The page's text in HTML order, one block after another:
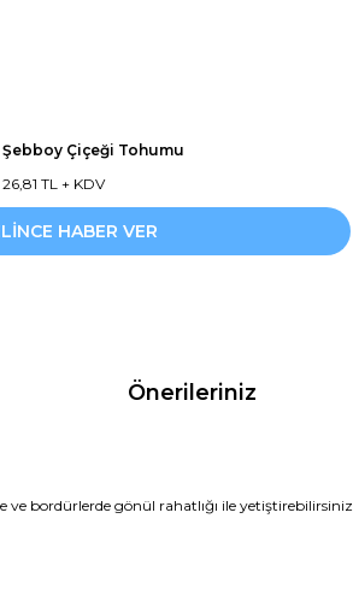
Şebboy Çiçeği Tohumu
26,81 TL + KDV
HABER VER
Önerileriniz
bordürlerde gönül rahatlığı ile yetiştirebilirsiniz.